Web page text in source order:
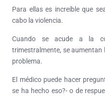
Para ellas es increíble que
cabo la violencia.
Cuando se acude a la
trimestralmente, se aumentan
problema.
El médico puede hacer
se ha hecho eso?- o de